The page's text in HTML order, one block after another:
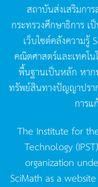
สถาบันส่งเสริมกา
กระทรวงศึกษาธิการ เ
เว็บไซต์คลังความรู้
คณิตศาสตร์และเทคโ
พื้นฐานเป็นหลัก หา
ทรัพย์สินทางปัญญาปรา
การแ
The Institute for
Technology
organization
SciMath as a